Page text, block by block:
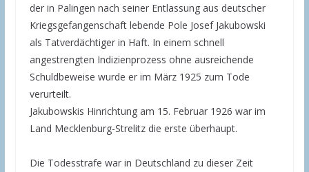
der in Palingen nach seiner Entlassung aus deutscher
Kriegsgefangenschaft lebende Pole Josef Jakubowski
als Tatverdächtiger in Haft. In einem schnell
angestrengten Indizienprozess ohne ausreichende
Schuldbeweise wurde er im März 1925 zum Tode
verurteilt.
Jakubowskis Hinrichtung am 15. Februar 1926 war im
Land Mecklenburg-Strelitz die erste überhaupt.
Die Todesstrafe war in Deutschland zu dieser Zeit